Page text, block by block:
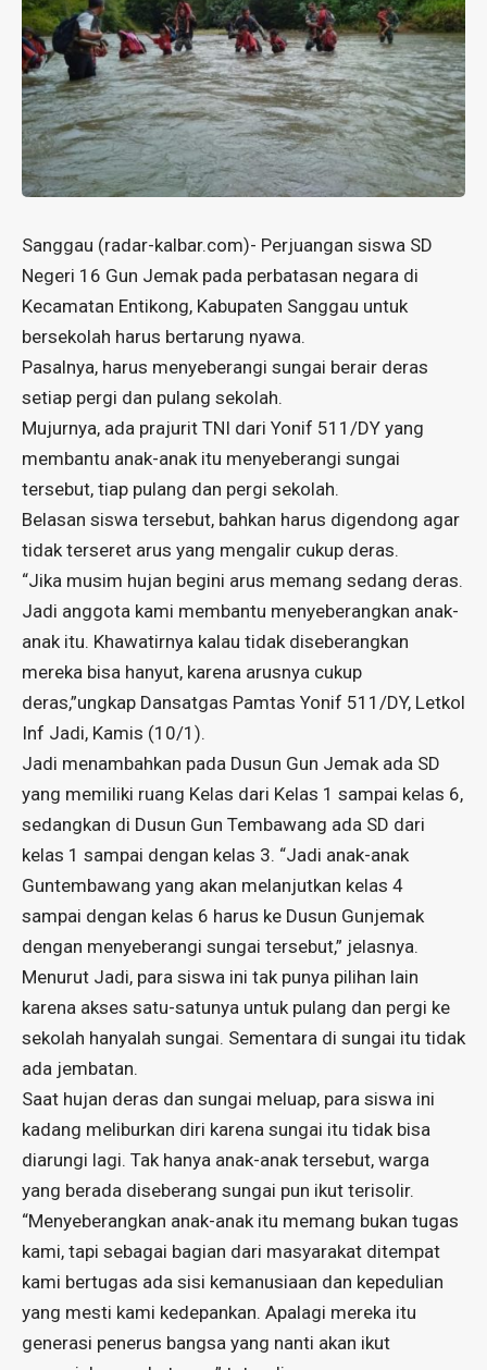
Sanggau (radar-kalbar.com)- Perjuangan siswa SD
Negeri 16 Gun Jemak pada perbatasan negara di
Kecamatan Entikong, Kabupaten Sanggau untuk
bersekolah harus bertarung nyawa.
Pasalnya, harus menyeberangi sungai berair deras
setiap pergi dan pulang sekolah.
Mujurnya, ada prajurit TNI dari Yonif 511/DY yang
membantu anak-anak itu menyeberangi sungai
tersebut, tiap pulang dan pergi sekolah.
Belasan siswa tersebut, bahkan harus digendong agar
tidak terseret arus yang mengalir cukup deras.
“Jika musim hujan begini arus memang sedang deras.
Jadi anggota kami membantu menyeberangkan anak-
anak itu. Khawatirnya kalau tidak diseberangkan
mereka bisa hanyut, karena arusnya cukup
deras,”ungkap Dansatgas Pamtas Yonif 511/DY, Letkol
Inf Jadi, Kamis (10/1).
Jadi menambahkan pada Dusun Gun Jemak ada SD
yang memiliki ruang Kelas dari Kelas 1 sampai kelas 6,
sedangkan di Dusun Gun Tembawang ada SD dari
kelas 1 sampai dengan kelas 3. “Jadi anak-anak
Guntembawang yang akan melanjutkan kelas 4
sampai dengan kelas 6 harus ke Dusun Gunjemak
dengan menyeberangi sungai tersebut,” jelasnya.
Menurut Jadi, para siswa ini tak punya pilihan lain
karena akses satu-satunya untuk pulang dan pergi ke
sekolah hanyalah sungai. Sementara di sungai itu tidak
ada jembatan.
Saat hujan deras dan sungai meluap, para siswa ini
kadang meliburkan diri karena sungai itu tidak bisa
diarungi lagi. Tak hanya anak-anak tersebut, warga
yang berada diseberang sungai pun ikut terisolir.
“Menyeberangkan anak-anak itu memang bukan tugas
kami, tapi sebagai bagian dari masyarakat ditempat
kami bertugas ada sisi kemanusiaan dan kepedulian
yang mesti kami kedepankan. Apalagi mereka itu
generasi penerus bangsa yang nanti akan ikut